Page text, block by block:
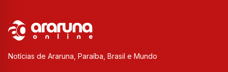
Notícias de Araruna, Paraíba, Brasil e Mundo